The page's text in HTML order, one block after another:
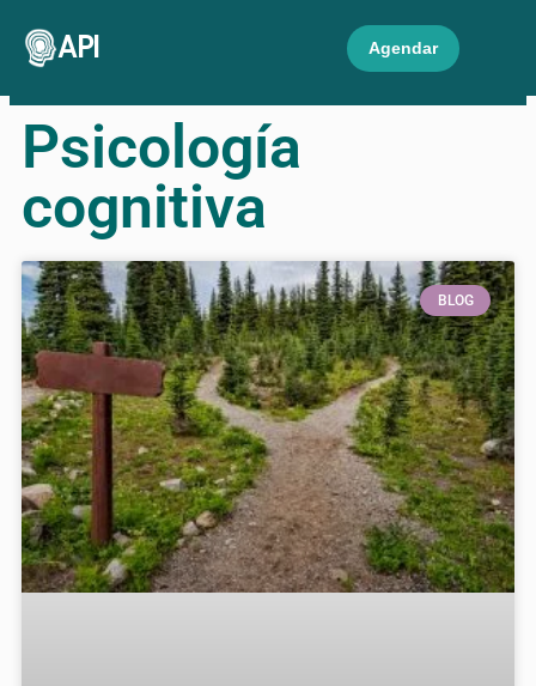
API Agendar
Psicología
cognitiva
BLOG